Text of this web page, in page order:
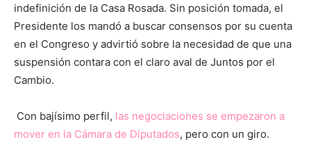
indefinición de la Casa Rosada. Sin posición tomada, el
Presidente los mandó a buscar consensos por su cuenta
en el Congreso y advirtió sobre la necesidad de que una
suspensión contara con el claro aval de Juntos por el
Cambio.
Con bajísimo perfil, las negociaciones se empezaron a
mover en la Cámara de Diputados, pero con un giro.